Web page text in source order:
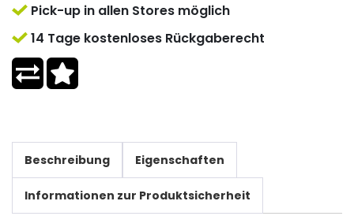
Pick-up in allen Stores möglich
14 Tage kostenloses Rückgaberecht
Beschreibung Eigenschaften
Informationen zur Produktsicherheit